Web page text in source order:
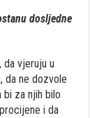
dosljedne
da vjeruju u
da ne dozvole
za njih bilo
i da